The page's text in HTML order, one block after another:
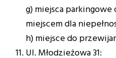
g) miejsca
miejscem dla
h) miejsce do
Ul. Młodzieżowa 31: